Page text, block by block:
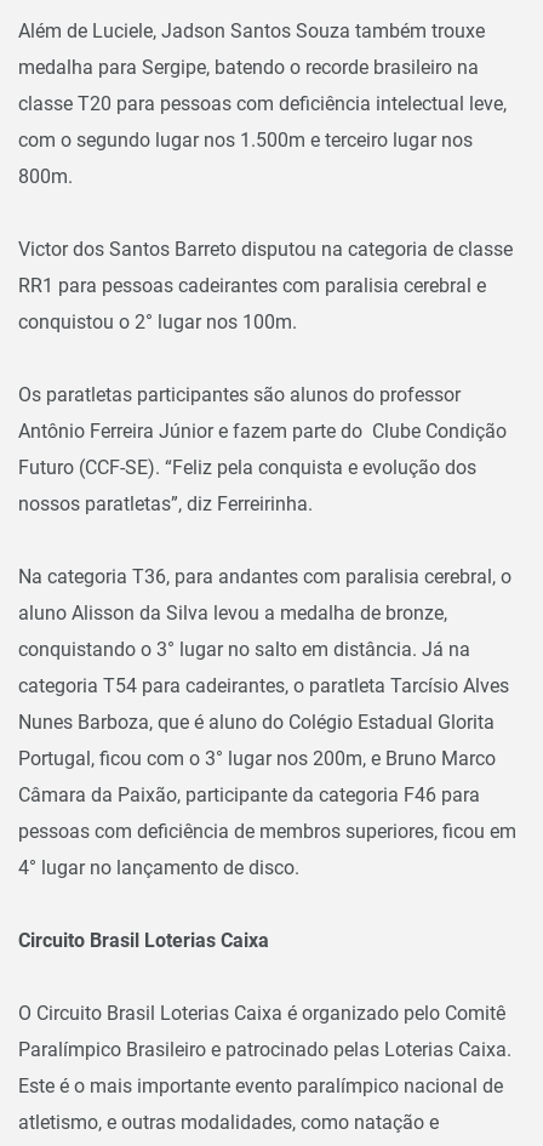
Além de Luciele, Jadson Santos Souza também trouxe
medalha para Sergipe, batendo o recorde brasileiro na
classe T20 para pessoas com deficiência intelectual leve,
com o segundo lugar nos 1.500m e terceiro lugar nos
800m.
Victor dos Santos Barreto disputou na categoria de classe
RR1 para pessoas cadeirantes com paralisia cerebral e
conquistou o 2° lugar nos 100m.
Os paratletas participantes são alunos do professor
Antônio Ferreira Júnior e fazem parte do Clube Condição
Futuro (CCF-SE). “Feliz pela conquista e evolução dos
nossos paratletas”, diz Ferreirinha.
Na categoria T36, para andantes com paralisia cerebral, o
aluno Alisson da Silva levou a medalha de bronze,
conquistando o 3° lugar no salto em distância. Já na
categoria T54 para cadeirantes, o paratleta Tarcísio Alves
Nunes Barboza, que é aluno do Colégio Estadual Glorita
Portugal, ficou com o 3° lugar nos 200m, e Bruno Marco
Câmara da Paixão, participante da categoria F46 para
pessoas com deficiência de membros superiores, ficou em
4° lugar no lançamento de disco.
Circuito Brasil Loterias Caixa
O Circuito Brasil Loterias Caixa é organizado pelo Comitê
Paralímpico Brasileiro e patrocinado pelas Loterias Caixa.
Este é o mais importante evento paralímpico nacional de
atletismo, e outras modalidades, como natação e